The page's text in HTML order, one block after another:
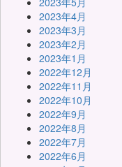
2023年4月
2023年3月
2023年2月
2023年1月
2022年12月
2022年11月
2022年10月
2022年9月
2022年8月
2022年7月
2022年6月